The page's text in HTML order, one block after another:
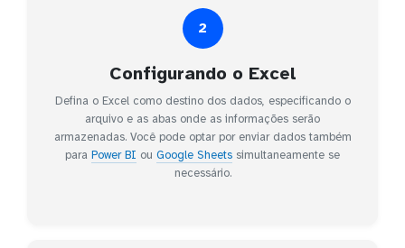
2
Configurando o Excel
Defina o Excel como destino dos dados, especificando o
arquivo e as abas onde as informações serão
armazenadas. Você pode optar por enviar dados também
para Power BI ou Google Sheets simultaneamente se
necessário.